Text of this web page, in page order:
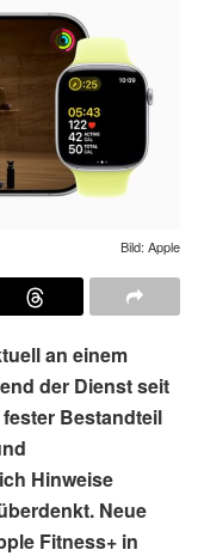
Bild: Apple
an einem
der Dienst seit
Bestandteil
Hinweise
Neue
Fitness+ in